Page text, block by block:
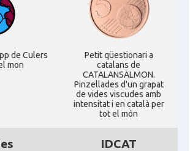
Centre Català d'Escòcia
Delegació del Govern al Regne Unit
i Irlanda
Consolat general a Edinburgh
de Culers
mon
Petit qüestionari a
catalans de
CATALANSALMON.
Pinzellades d'un grapat
de vides viscudes amb
intensitat i en català per
tot el món
IDCAT